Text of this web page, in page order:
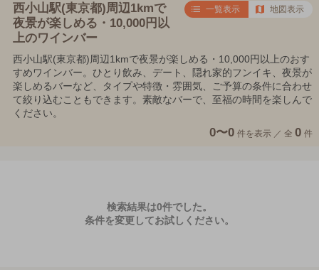
西小山駅(東京都)周辺1kmで
夜景が楽しめる・10,000円以
上のワインバー
一覧表示 地図表示
西小山駅(東京都)周辺1kmで夜景が楽しめる・10,000円以上のおす
すめワインバー。ひとり飲み、デート、隠れ家的フンイキ、夜景が
楽しめるバーなど、タイプや特徴・雰囲気、ご予算の条件に合わせ
て絞り込むこともできます。素敵なバーで、至福の時間を楽しんで
ください。
0〜0 件を表示 ／ 全 0 件
検索結果は0件でした。
条件を変更してお試しください。